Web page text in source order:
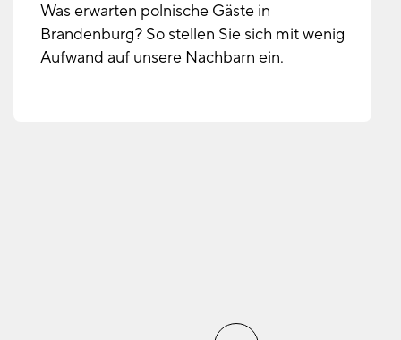
Was erwarten polnische Gäste in
Brandenburg? So stellen Sie sich mit wenig
Aufwand auf unsere Nachbarn ein.